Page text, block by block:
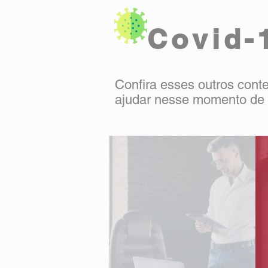
Covid-
Confira esses outros
ajudar nesse momento